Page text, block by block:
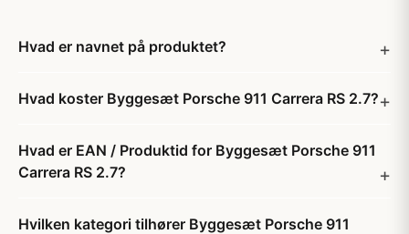
Hvad er navnet på produktet?
Hvad koster Byggesæt Porsche 911 Carrera RS 2.7?
Hvad er EAN / Produktid for Byggesæt Porsche 911
Carrera RS 2.7?
Hvilken kategori tilhører Byggesæt Porsche 911